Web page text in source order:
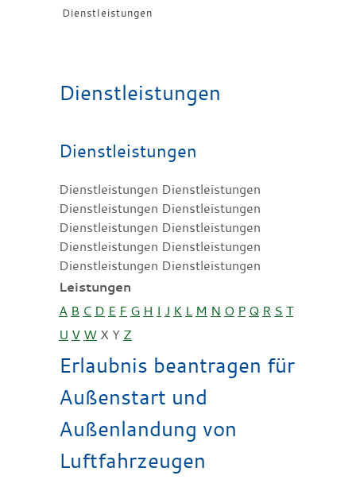
Dienstleistungen
Dienstleistungen
Dienstleistungen
Dienstleistungen Dienstleistungen
Dienstleistungen Dienstleistungen
Dienstleistungen Dienstleistungen
Dienstleistungen Dienstleistungen
Dienstleistungen Dienstleistungen
Leistungen
A B C D E F G H I J K L M N O P Q R S T
U V W X Y Z
Erlaubnis beantragen für
Außenstart und
Außenlandung von
Luftfahrzeugen